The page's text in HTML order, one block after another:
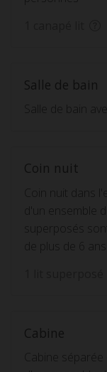
Salle de bain
Salle de bain
Coin nuit
Coin nuit dans
d'un ensemble
superposés
Cabine
Cabine